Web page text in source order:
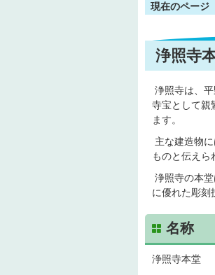
現在のページ
浄照寺
浄照寺は、
寺宝として親
ます。
主な建造物
ものと伝えら
浄照寺の本
に優れた彫刻
名称
浄照寺本堂